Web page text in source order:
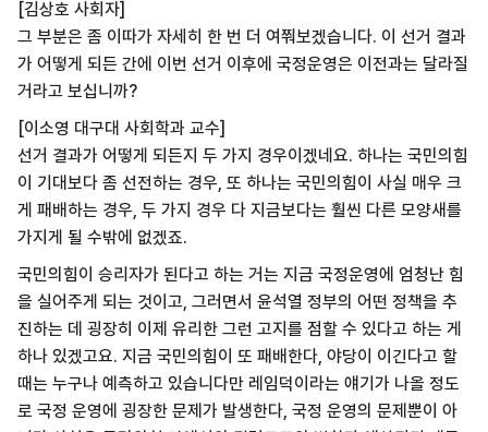
[김상호 사회자]
그 부분은 좀 이따가 자세히 한 번 더 여쭤보겠습니다. 이 선거 결과
가 어떻게 되든 간에 이번 선거 이후에 국정운영은 이전과는 달라질
거라고 보십니까?
[이소영 대구대 사회학과 교수]
선거 결과가 어떻게 되든지 두 가지 경우이겠네요. 하나는 국민의힘
이 기대보다 좀 선전하는 경우, 또 하나는 국민의힘이 사실 매우 크
게 패배하는 경우, 두 가지 경우 다 지금보다는 훨씬 다른 모양새를
가지게 될 수밖에 없겠죠.
국민의힘이 승리자가 된다고 하는 거는 지금 국정운영에 엄청난 힘
을 실어주게 되는 것이고, 그러면서 윤석열 정부의 어떤 정책을 추
진하는 데 굉장히 이제 유리한 그런 고지를 점할 수 있다고 하는 게
하나 있겠고요. 지금 국민의힘이 또 패배한다, 야당이 이긴다고 할
때는 누구나 예측하고 있습니다만 레임덕이라는 얘기가 나올 정도
로 국정 운영에 굉장한 문제가 발생한다, 국정 운영의 문제뿐이 아